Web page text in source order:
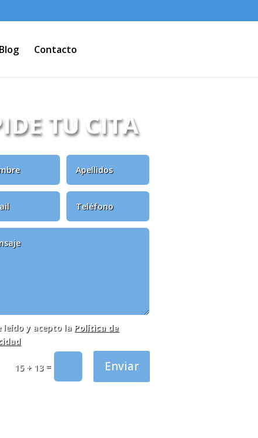
Blog Contacto
TU CITA
leído y acepto la Política de
15 + 13= Enviar